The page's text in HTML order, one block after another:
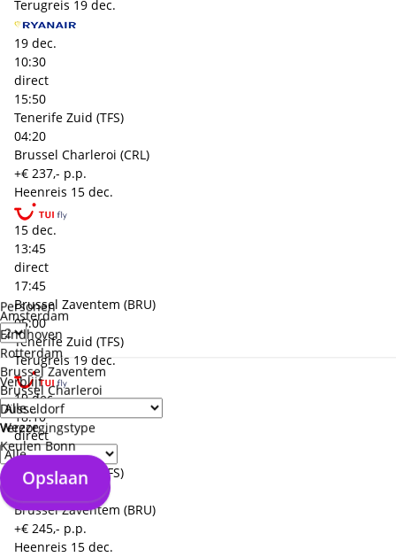
Personen
Verblijf
Verzorgingstype
Opslaan
Amsterdam
Eindhoven
Rotterdam
Brussel Zaventem
Brussel Charleroi
Düsseldorf
Weeze
Keulen Bonn
Opslaan
Terugreis 19 dec.
19 dec.
10:30
direct
15:50
Tenerife Zuid (TFS)
04:20
Brussel Charleroi (CRL)
+€ 237,- p.p.
Heenreis 15 dec.
15 dec.
13:45
direct
17:45
Brussel Zaventem (BRU)
05:00
Tenerife Zuid (TFS)
Terugreis 19 dec.
19 dec.
18:10
direct
23:59
Tenerife Zuid (TFS)
04:49
Brussel Zaventem (BRU)
+€ 245,- p.p.
Heenreis 15 dec.